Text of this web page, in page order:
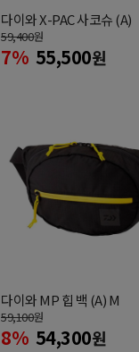
다이와 X-PAC 사코슈 (A)
59,400원
7% 55,500원
다이와 MP 힙 백 (A) M
59,100원
8% 54,300원